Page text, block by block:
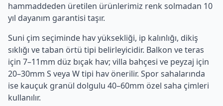
hammaddeden üretilen ürünlerimiz renk solmadan 10
yıl dayanım garantisi taşır.
Suni çim seçiminde hav yüksekliği, ip kalınlığı, dikiş
sıklığı ve taban örtü tipi belirleyicidir. Balkon ve teras
için 7–11mm düz bıçak hav; villa bahçesi ve peyzaj için
20–30mm S veya W tipi hav önerilir. Spor sahalarında
ise kauçuk granül dolgulu 40–60mm özel saha çimleri
kullanılır.